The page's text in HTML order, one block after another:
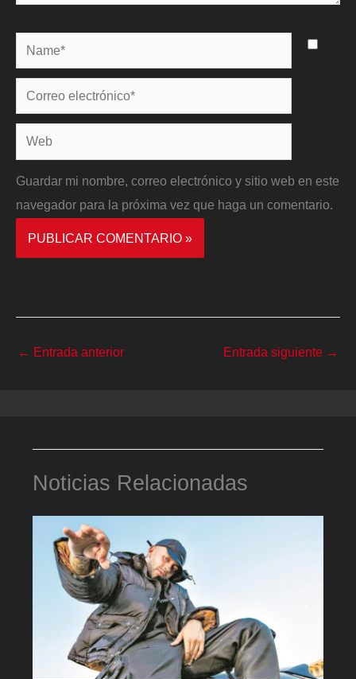
Name*
Correo
electrónico*
Web
Guardar mi nombre, correo electrónico y sitio web en este
navegador para la próxima vez que haga un comentario.
← Entrada anterior Entrada siguiente →
Noticias Relacionadas